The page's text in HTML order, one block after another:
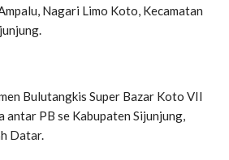
Nagari Limo Koto, Kecamatan
Bulutangkis Super Bazar Koto VII
PB se Kabupaten Sijunjung,
Datar.